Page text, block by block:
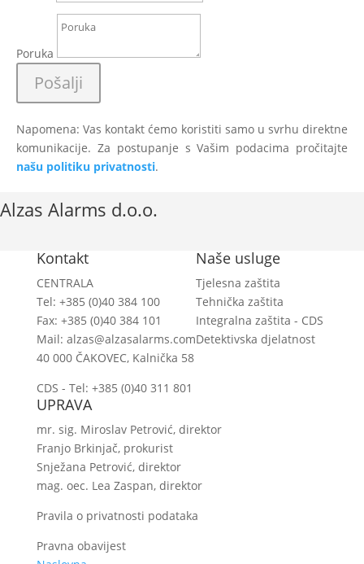
Poruka
Pošalji
Napomena: Vas kontakt ćemo koristiti samo u svrhu direktne
komunikacije. Za postupanje s Vašim podacima pročitajte
našu politiku privatnosti.
Alzas Alarms d.o.o.
Kontakt
CENTRALA
Tel: +385 (0)40 384 100
Fax: +385 (0)40 384 101
Mail: alzas@alzasalarms.com
40 000 ČAKOVEC, Kalnička 58
CDS - Tel: +385 (0)40 311 801
Naše usluge
Tjelesna zaštita
Tehnička zaštita
Integralna zaštita - CDS
Detektivska djelatnost
UPRAVA
mr. sig. Miroslav Petrović, direktor
Franjo Brkinjač, prokurist
Snježana Petrović, direktor
mag. oec. Lea Zaspan, direktor
Pravila o privatnosti podataka
Pravna obavijest